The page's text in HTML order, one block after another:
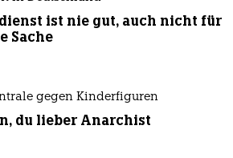
ist nie gut, auch nicht für
Sache
gegen Kinderfiguren
du lieber Anarchist